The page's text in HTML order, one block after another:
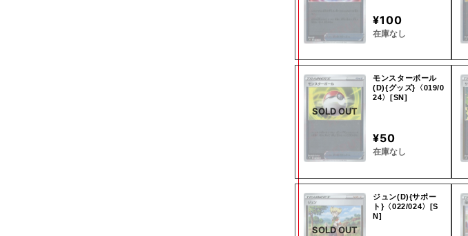
¥100
在庫なし
SOLD OUT
モンスターボール
(D){グッズ}〈019/0
24〉[SN]
¥50
在庫なし
SOLD OUT
ジュン(D){サポー
ト}〈022/024〉[S
N]